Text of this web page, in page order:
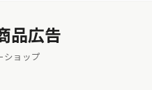
品広告
ショップ